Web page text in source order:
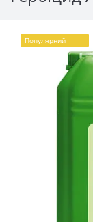
Популярний